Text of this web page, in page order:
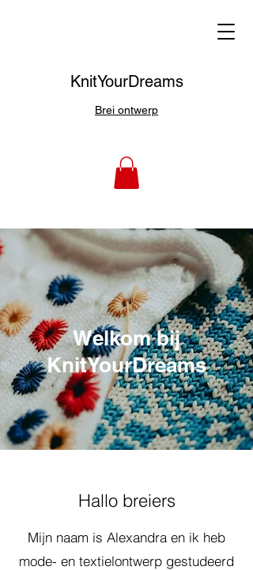
KnitYourDreams
Brei ontwerp
Welkom bij
KnitYourDreams
Hallo breiers
Mijn naam is Alexandra en ik heb
mode- en textielontwerp gestudeerd